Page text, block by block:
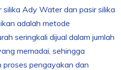
Ady Water dan pasir silika
adalah metode
seringkali dijual dalam jumlah
memadai, sehingga
proses pengayakan dan